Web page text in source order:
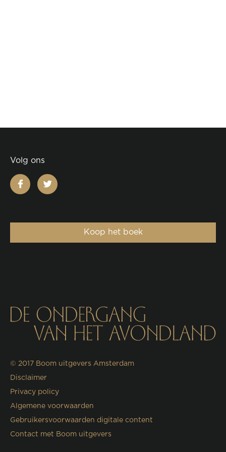
Volg ons
facebooktwitter
Koop het boek
© 2017 Boom uitgevers Amsterdam
Disclaimer
Privacy policy
Algemene voorwaarden
Gebruikersvoorwaarden digitale content
Contact met Boom uitgevers